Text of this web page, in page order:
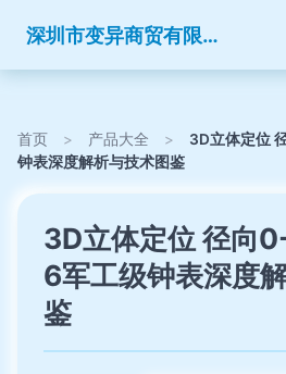
深圳市变异商贸有限公司
首页 > 产品大全 >
3D立体定位
钟表深度解析与技术图鉴
3D立体定位 径向
6军工级钟表深度
鉴